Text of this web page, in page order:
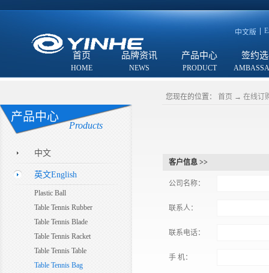
中文版
首页 品牌资讯 产品中心 签约
产品中心
Products
中文
英文English
Plastic Ball
Table Tennis Rubber
Table Tennis Blade
Table Tennis Racket
Table Tennis Table
Table Tennis Bag
您现在的位置： 首页 → 在线订
客户信息 >>
公司名称：
联系人：
联系电话：
手 机：